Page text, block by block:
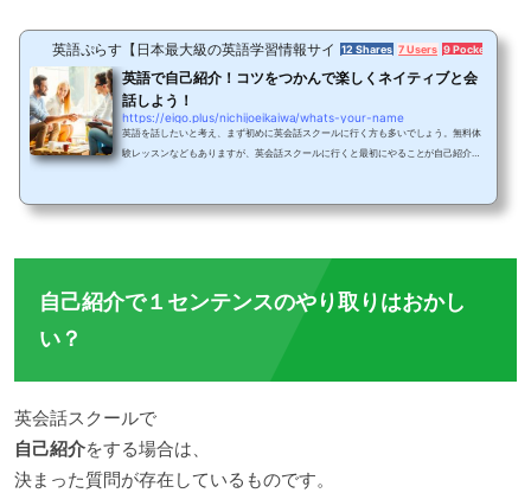
英語ぷらす【日本最大級の英語学習情報サイト】12 Shares 7 Users 9 Pockets
英語で自己紹介！コツをつかんで楽しくネイティブと会
話しよう！
https://eigo.plus/nichijoeikaiwa/whats-your-name
英語を話したいと考え、まず初めに英会話スクールに行く方も多いでしょう。無料体
験レッスンなどもありますが、英会話スクールに行くと最初にやることが自己紹介で
から解説していきたいと思います。日本語と英語の自己紹介に違いはない！学校の授
自己紹介で１センテンスのやり取りはおかし
い？
英会話スクールで
自己紹介をする場合は、
決まった質問が存在しているものです。